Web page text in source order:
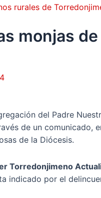
rurales de
monjas
del Padre
de un comunicado,
de la Diócesis.
Torredonjimeno
indicado por el